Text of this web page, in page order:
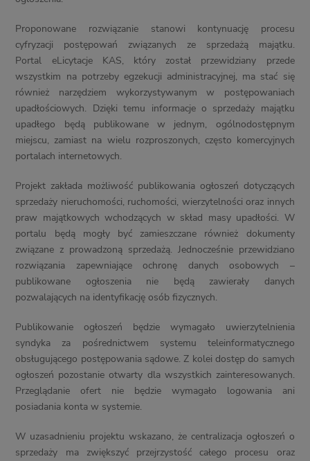
Proponowane rozwiązanie stanowi kontynuację procesu
cyfryzacji postępowań związanych ze sprzedażą majątku.
Portal eLicytacje KAS, który został przewidziany przede
wszystkim na potrzeby egzekucji administracyjnej, ma stać się
również narzędziem wykorzystywanym w postępowaniach
upadłościowych. Dzięki temu informacje o sprzedaży majątku
upadłego będą publikowane w jednym, ogólnodostępnym
miejscu, zamiast na wielu rozproszonych, często komercyjnych
portalach internetowych.
Projekt zakłada możliwość publikowania ogłoszeń dotyczących
sprzedaży nieruchomości, ruchomości, wierzytelności oraz innych
praw majątkowych wchodzących w skład masy upadłości. W
portalu będą mogły być zamieszczane również dokumenty
związane z prowadzoną sprzedażą. Jednocześnie przewidziano
rozwiązania zapewniające ochronę danych osobowych –
publikowane ogłoszenia nie będą zawierały danych
pozwalających na identyfikację osób fizycznych.
Publikowanie ogłoszeń będzie wymagało uwierzytelnienia
syndyka za pośrednictwem systemu teleinformatycznego
obsługującego postępowania sądowe. Z kolei dostęp do samych
ogłoszeń pozostanie otwarty dla wszystkich zainteresowanych.
Przeglądanie ofert nie będzie wymagało logowania ani
posiadania konta w systemie.
W uzasadnieniu projektu wskazano, że centralizacja ogłoszeń o
sprzedaży ma zwiększyć przejrzystość całego procesu oraz